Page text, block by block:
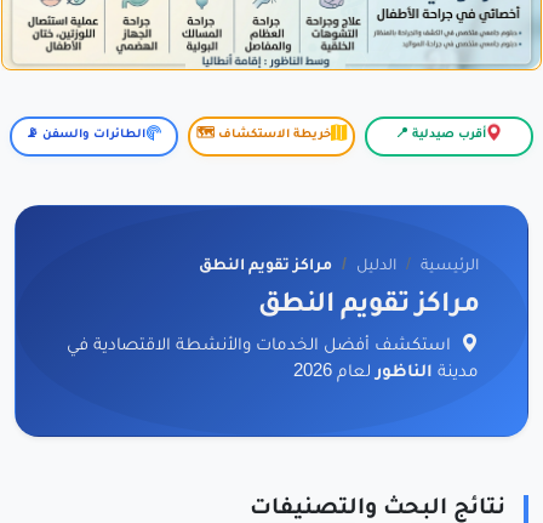
أقرب صيدلية 📍 خريطة الاستكشاف 🗺️ الطائرات والسفن 📡
الرئيسية الدليل مراكز تقويم النطق
مراكز تقويم النطق
استكشف أفضل الخدمات والأنشطة الاقتصادية في
مدينة الناظور لعام 2026
نتائج البحث والتصنيفات